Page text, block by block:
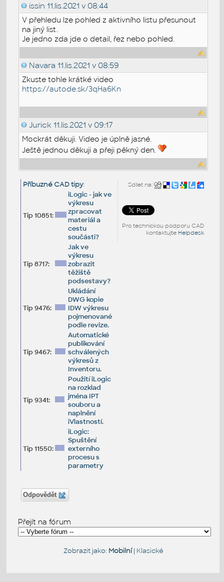
issin 11.lis.2021 v 08:44
V přehledu lze pohled z aktivního listu přesunout
na jiný list.
Je jedno zda jde o detail, řez nebo pohled.
Navara 11.lis.2021 v 08:59
Zkuste tohle krátké video
https://autode.sk/3qHa6Kn
Jurick 11.lis.2021 v 09:17
Mockrát děkuji. Video je úplně jasné.
Ještě jednou děkuji a přeji pěkný den.
Sdílet na:
Pro technickou podporu CAD
kontaktujte Helpdesk
Příbuzné CAD tipy:
Tip 10851:
iLogic - jak ve
výkresu
zpracovat
materiál a
cestu
součásti?
Tip 8717:
Jak ve
výkresu
zobrazit
těžiště
podsestavy?
Tip 9476:
Ukládání
DWG kopie
IDW výkresu
pojmenované
podle revize.
Tip 9467:
Automatické
publikování
schválených
výkresů z
Inventoru.
Tip 9341:
Použití iLogic
na rozklad
jména IPT
souboru a
naplnění
iVlastností.
Tip 11550:
iLogic:
Spuštění
externího
procesu s
parametry
Odpovědět
Přejít na fórum
Zobrazit jako: Mobilní| Klasické